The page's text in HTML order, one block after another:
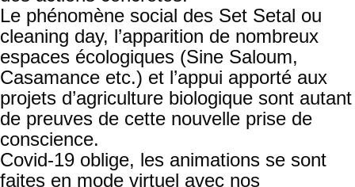
Le phénomène social des Set Setal ou
cleaning day, l’apparition de nombreux
espaces écologiques (Sine Saloum,
Casamance etc.) et l’appui apporté aux
projets d’agriculture biologique sont autant
de preuves de cette nouvelle prise de
conscience.
Covid-19 oblige, les animations se sont
faites en mode virtuel avec nos